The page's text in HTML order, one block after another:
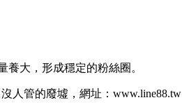
養大，形成穩定的粉絲圈。
人管的廢墟，網址：www.line88.tw